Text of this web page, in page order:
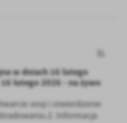
w dniach 16 lutego
lutego 2026 - na żywo
sesji i stwierdzenie
Informacja